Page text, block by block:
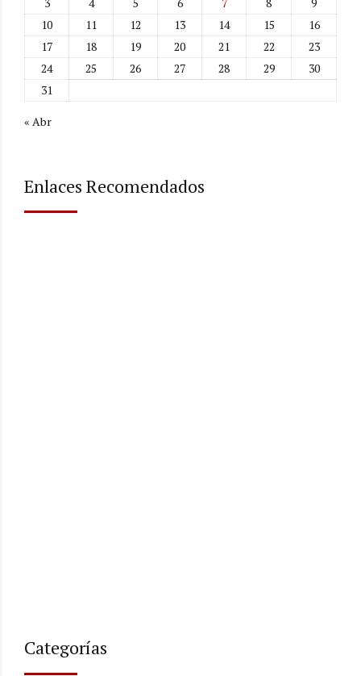
10
11 12 13 14 15
16
17
18 19 20 21 22
23
24
25 26 27 28 29
30
31
« Abr
Enlaces Recomendados
Categorías